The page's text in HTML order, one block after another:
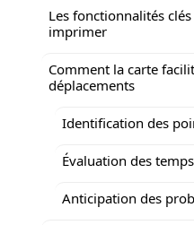
Les fonctionnalités
imprimer
Comment la carte
déplacements
Identification des
Évaluation des
Anticipation des